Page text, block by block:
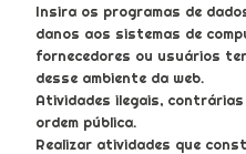
Insira os programas de
danos aos sistemas de
fornecedores ou usuários
desse ambiente da web.
Atividades ilegais,
ordem pública.
Realizar atividades que